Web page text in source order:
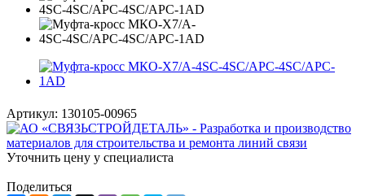
Артикул: 130105-00965
Уточнить цену у специалиста
Поделиться